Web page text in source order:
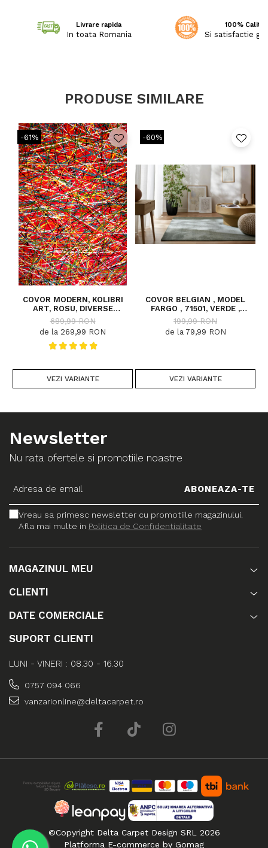
Livrare rapida
In toata Romania
100%
Si satisfactie
PRODUSE SIMILARE
-61%
COVOR MODERN, KOLIBRI
ART, ROSU, DIVERSE
DIMENSIUNI, 2300 GR/MP
689,99 RON
de la 269,99 RON
VEZI VARIANTE
-60%
COVOR BELGIAN , MODEL
FARGO , 71501, VERDE ,
DIVERSE DIMENSIUNI
199,99 RON
de la 79,99 RON
VEZI VARIANTE
Newsletter
Nu rata ofertele si promotiile noastre
Vreau sa primesc newsletter cu promotiile magazinului.
Afla mai multe in Politica de Confidentialitate
MAGAZINUL MEU
CLIENTI
DATE COMERCIALE
SUPORT CLIENTI
LUNI - VINERI : 08.30 - 16.30
0757 094 066
vanzarionline@deltacarpet.ro
©Copyright Delta Carpet Design SRL 2026
Platforma E-commerce by Gomag